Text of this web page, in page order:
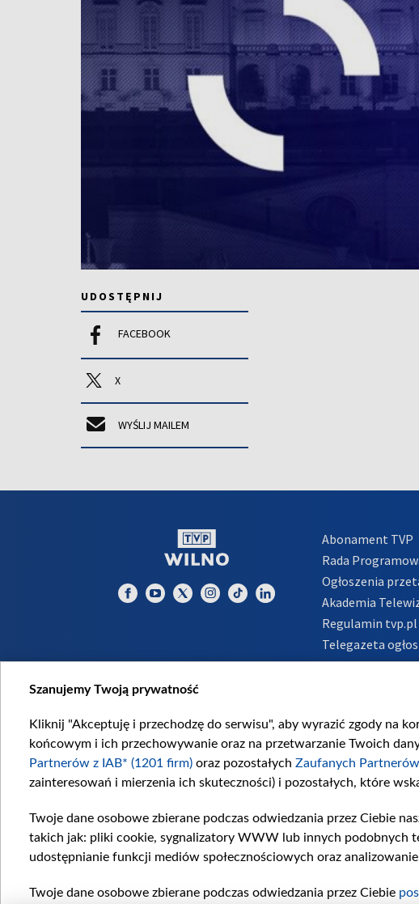
UDOSTĘPNIJ
FACEBOOK
X
WYŚLIJ MAILEM
Abonament TVP
Rada
Ogłoszenia
Akademia
Regulamin tvp.pl
Telegazeta
Informacje o
Szanujemy Twoją prywatność
Kliknij "Akceptuję i przechodzę do serwisu", aby wyrazić zgody na
końcowym i ich przechowywanie oraz na przetwarzanie Twoich
Partnerów z IAB* (1201 firm) oraz pozostałych Zaufanych
zainteresowań i mierzenia ich skuteczności) i pozostałych, które
Twoje dane osobowe zbierane podczas odwiedzania przez Ciebie
takich jak: pliki cookie, sygnalizatory WWW lub innych podobnych
udostępnianie funkcji mediów społecznościowych oraz
Twoje dane osobowe zbierane podczas odwiedzania przez Ciebie